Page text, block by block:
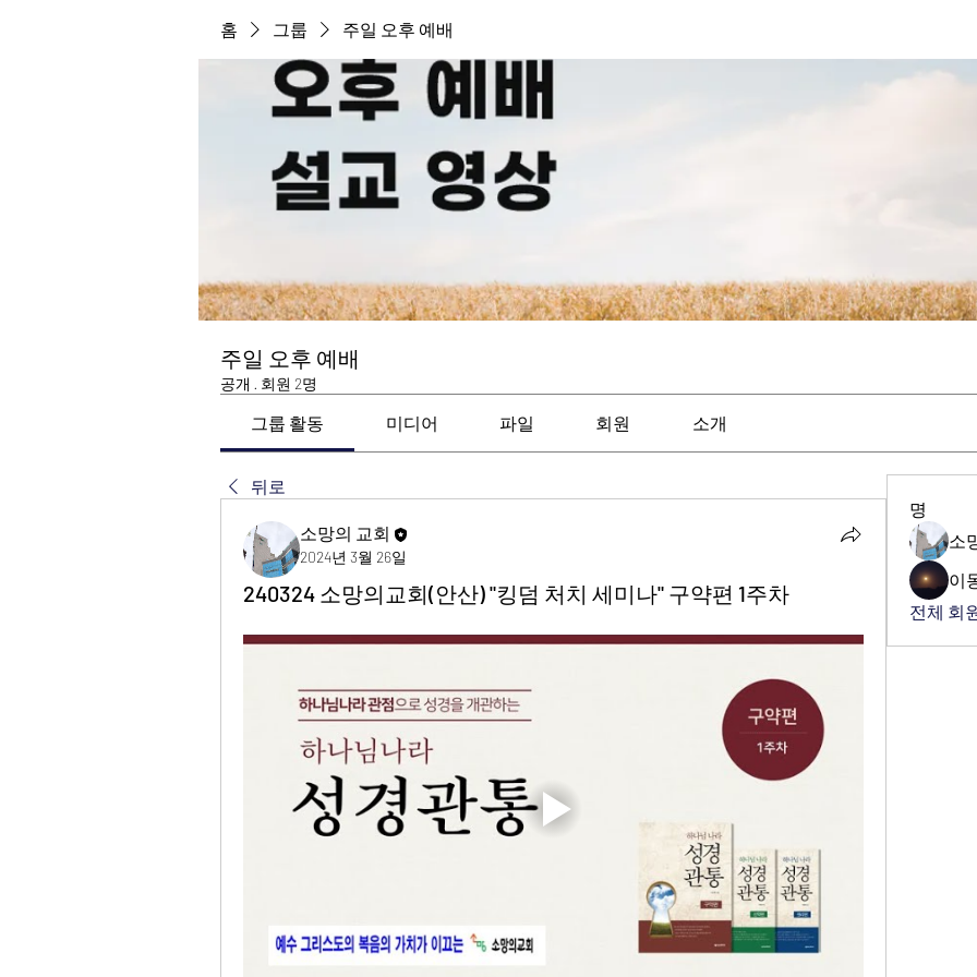
홈 그룹 주일 오후 예배
주일 오후 예배
공개 · 회원 2명
그룹 활동 미디어 파일 회원 소개
뒤로
소망의 교회
2024년 3월 26일
240324 소망의교회(안산) "킹덤 처치 세미나" 구약편 1주차
명
소
이
전체 회